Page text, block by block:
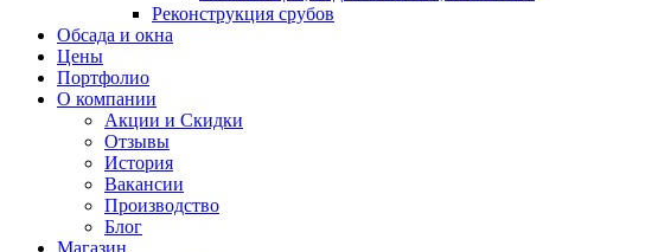
Реконструкция срубов
Обсада и окна
Цены
Портфолио
О компании
Акции и Скидки
Отзывы
История
Вакансии
Производство
Блог
Магазин